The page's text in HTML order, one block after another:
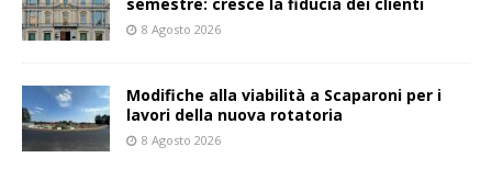
8 Agosto 2026
Modifiche alla viabilità a Scaparoni per i
lavori della nuova rotatoria
8 Agosto 2026